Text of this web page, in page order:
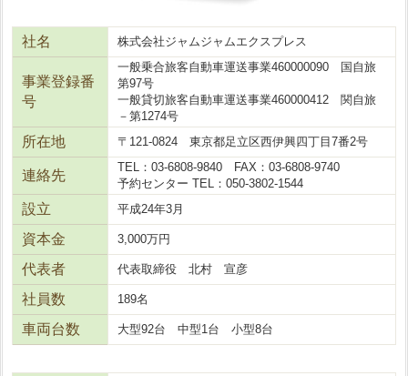
社名 株式会社ジャムジャムエクスプレス
事業登録番
号
一般乗合旅客自動車運送事業460000090 国自旅
第97号
一般貸切旅客自動車運送事業460000412 関自旅
－第1274号
所在地 〒121-0824 東京都足立区西伊興四丁目7番2号
連絡先
TEL：03-6808-9840 FAX：03-6808-9740
予約センター TEL：050-3802-1544
設立 平成24年3月
資本金 3,000万円
代表者 代表取締役 北村 宣彦
社員数 189名
車両台数 大型92台 中型1台 小型8台